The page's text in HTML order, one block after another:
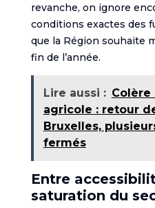
revanche, on ignore
conditions exactes des
que la Région souhaite
fin de l’année.
Lire aussi : Colère
agricole : retour
Bruxelles,
fermés
Entre
saturation du